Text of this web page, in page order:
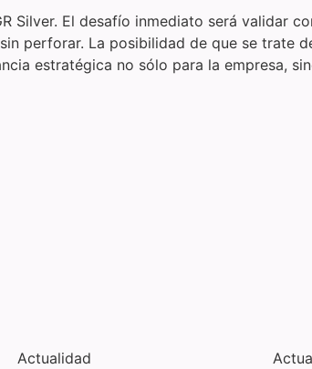
Silver. El desafío inmediato será validar
perforar. La posibilidad de que se trate
estratégica no sólo para la empresa,
Actualidad